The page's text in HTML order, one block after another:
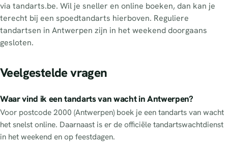
via tandarts.be. Wil je sneller en online boeken, dan kan je
terecht bij een spoedtandarts hierboven. Reguliere
tandartsen in Antwerpen zijn in het weekend doorgaans
gesloten.
Veelgestelde vragen
Waar vind ik een tandarts van wacht in Antwerpen?
Voor postcode 2000 (Antwerpen) boek je een tandarts van wacht
het snelst online. Daarnaast is er de officiële tandartswachtdienst
in het weekend en op feestdagen.